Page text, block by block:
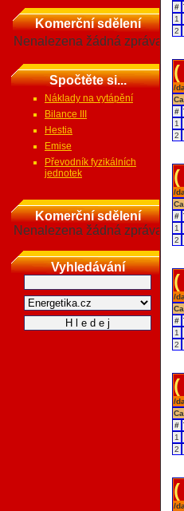
Komerční sdělení
Nenalezena žádná zpráva
Spočtěte si...
Náklady na vytápění
Bilance III
Hestia
Emise
Převodník fyzikálních
jednotek
Komerční sdělení
Nenalezena žádná zpráva
Vyhledávání
#
1
2
/
#
1
2
/
#
1
2
/
#
1
2
/
#
1
2
/